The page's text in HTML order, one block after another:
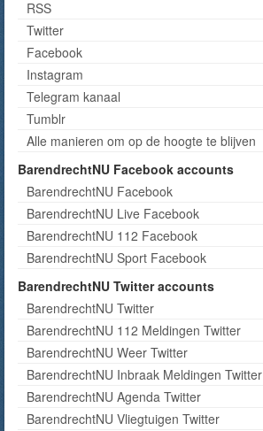
RSS
Twitter
Facebook
Instagram
Telegram kanaal
Tumblr
Alle manieren om op de hoogte te blijven
BarendrechtNU Facebook accounts
BarendrechtNU Facebook
BarendrechtNU Live Facebook
BarendrechtNU 112 Facebook
BarendrechtNU Sport Facebook
BarendrechtNU Twitter accounts
BarendrechtNU Twitter
BarendrechtNU 112 Meldingen Twitter
BarendrechtNU Weer Twitter
BarendrechtNU Inbraak Meldingen Twitter
BarendrechtNU Agenda Twitter
BarendrechtNU Vliegtuigen Twitter